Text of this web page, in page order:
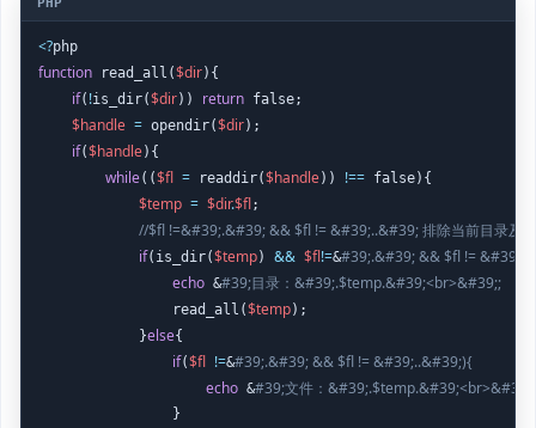
<?
function read_all($dir){
if( !is_dir($dir)) return false;
$handle = opendir($dir);
if($handle){
while(($fl = readdir($handle)) !== false){
$temp = $dir.$fl;
//$fl !=&#39;.&#39; && $fl != &#39;..&#39; 排除当前目录及
if(is_dir($temp) && $fl!=&#39;.&#39; && $fl !=
echo &#39;目录：&#39;.$temp.&#39;<br>&#39;;
                read_all(
$temp);
            }
else{
if($fl !=&#39;.&#39; && $fl != &#39;..&#39;){
echo &#39;文件：&#39;.$temp.&#39;<br>&#39;;
                }